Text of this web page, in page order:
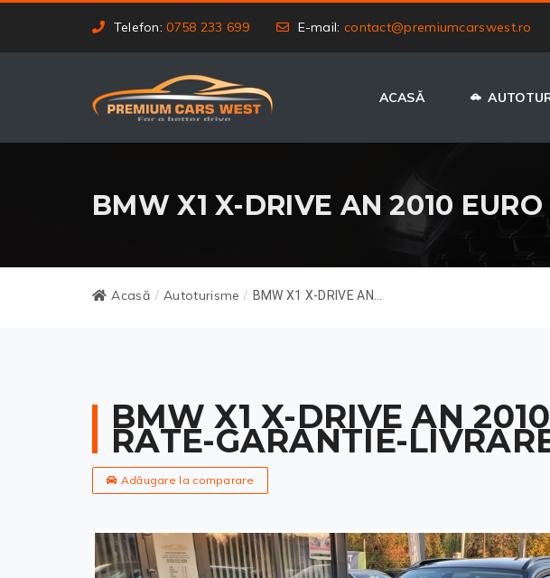
Telefon:0758 233 699 E-mail: contact@premiumcarswest.ro
ACASĂ
BMW X1 X-DRIVE AN 2010
Acasă / Autoturisme / BMW X1 X-DRIVE AN...
BMW X1 X-DRIVE AN
RATE-GARANTIE-
Adăugare la comparare